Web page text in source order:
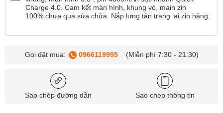
Charge 4.0. Cam kết màn hình, khung vỏ, main zin
100% chưa qua sửa chữa. Nắp lưng tân trang lại zin hãng.
Gọi đặt mua: 0966119995 (Miễn phí 7:30 - 21:30)
Sao chép đường dẫn Sao chép thông tin